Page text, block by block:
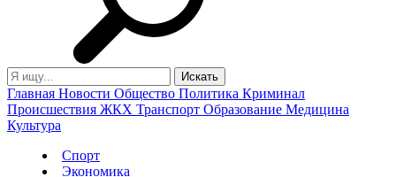
Главная Новости Общество Политика Криминал
Происшествия ЖКХ Транспорт Образование Медицина
Культура
Спорт
Экономика